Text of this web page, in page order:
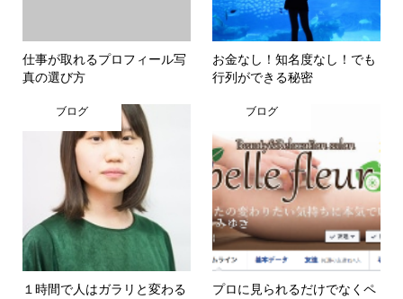
仕事が取れるプロフィール写
真の選び方
お金なし！知名度なし！でも
行列ができる秘密
ブログ
１時間で人はガラリと変わる
ブログ
プロに見られるだけでなくペ